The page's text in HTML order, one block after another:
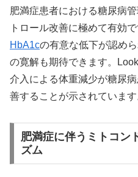
肥満症患者における糖尿病
トロール改善に極めて有効
HbA1cの有意な低下が認め
の寛解も期待できます。
介入による体重減少が糖尿
善することが示されています
肥満症に伴うミトコン
ズム